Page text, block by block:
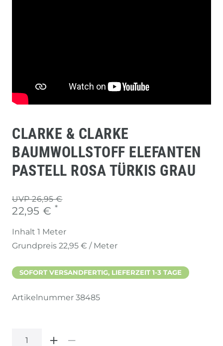
CLARKE & CLARKE
BAUMWOLLSTOFF ELEFANTEN
PASTELL ROSA TÜRKIS GRAU
UVP 26,95 €
22,95 € *
Inhalt 1 Meter
Grundpreis 22,95 € / Meter
SOFORT VERSANDFERTIG, LIEFERZEIT 1-3 TAGE
Artikelnummer 38485